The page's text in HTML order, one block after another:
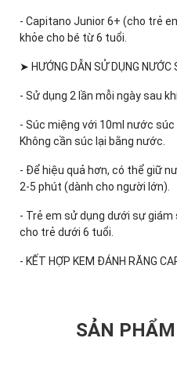
- Capitano Junior 6+ (cho trẻ
khỏe cho bé từ 6 tuổi.
➤ HƯỚNG DẪN SỬ DỤNG NƯỚC
- Sử dụng 2 lần mỗi ngày sau
- Súc miệng với 10ml nước súc
Không cần súc lại bằng nước.
- Để hiệu quả hơn, có thể giữ
2-5 phút (dành cho người lớn).
- Trẻ em sử dụng dưới sự
cho trẻ dưới 6 tuổi.
- KẾT HỢP KEM ĐÁNH RĂNG
SẢN